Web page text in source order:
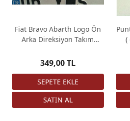
Fiat Bravo Abarth Logo Ön
Arka Direksiyon Takım
349,00 TL
(